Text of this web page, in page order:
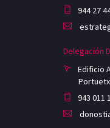
944 27
Delegación
Edificio
943 011